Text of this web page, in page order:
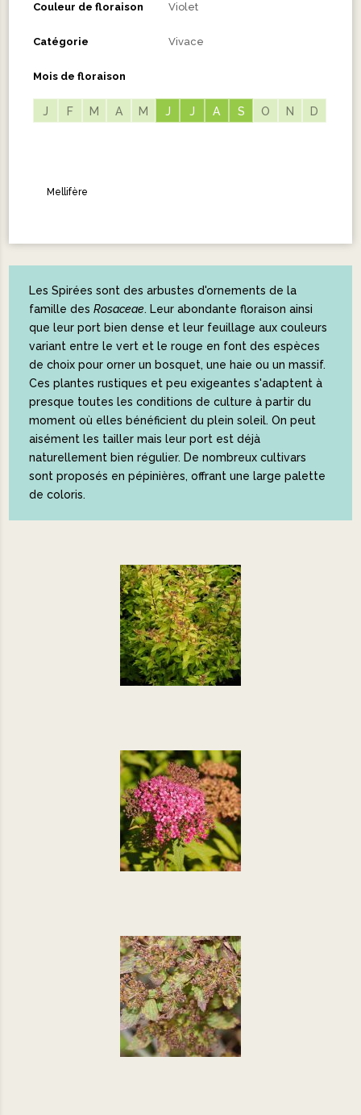
Couleur de floraison Violet
Catégorie Vivace
Mois de floraison
J F M A M J J A S O N D
J J A S
Mellifère
Les Spirées sont des arbustes d'ornements de la
famille desRosaceae. Leur abondante floraison ainsi
que leur port bien dense et leur feuillage aux couleurs
variant entre le vert et le rouge en font des espèces
de choix pour orner un bosquet, une haie ou un massif.
Ces plantes rustiques et peu exigeantes s'adaptent à
presque toutes les conditions de culture à partir du
moment où elles bénéficient du plein soleil. On peut
aisément les tailler mais leur port est déjà
naturellement bien régulier. De nombreux cultivars
sont proposés en pépinières, offrant une large palette
de coloris.